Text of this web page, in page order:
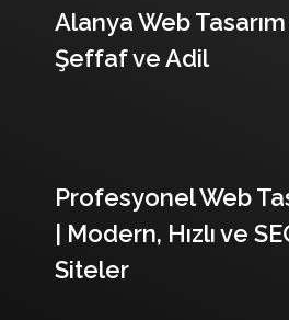
Alanya Web
Şeffaf ve Adil
Profesyonel Web
| Modern, Hızlı ve
Siteler